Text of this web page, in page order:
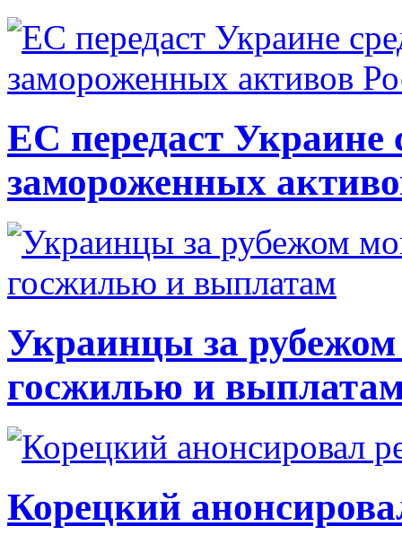
ЕС передаст Украине
замороженных
Украинцы за рубежом
госжилью и
Корецкий